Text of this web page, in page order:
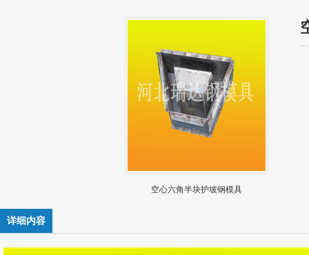
空心六角半块护坡钢模具
详细内容